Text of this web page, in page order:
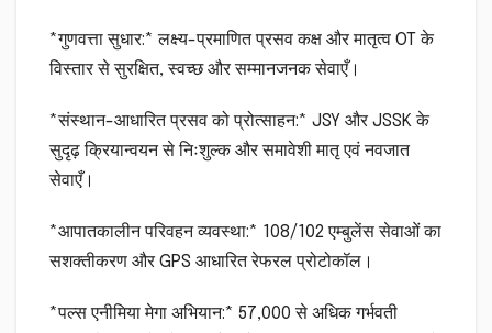
*गुणवत्ता सुधार:* लक्ष्य-प्रमाणित प्रसव कक्ष और मातृत्व OT के
विस्तार से सुरक्षित, स्वच्छ और सम्मानजनक सेवाएँ।
*संस्थान-आधारित प्रसव को प्रोत्साहन:* JSY और JSSK के
सुदृढ़ क्रियान्वयन से निःशुल्क और समावेशी मातृ एवं नवजात
सेवाएँ।
*आपातकालीन परिवहन व्यवस्था:* 108/102 एम्बुलेंस सेवाओं का
सशक्तीकरण और GPS आधारित रेफरल प्रोटोकॉल।
*पल्स एनीमिया मेगा अभियान:* 57,000 से अधिक गर्भवती